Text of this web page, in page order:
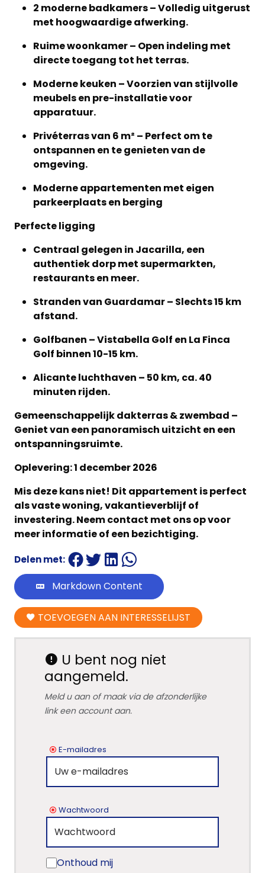
2 moderne badkamers – Volledig uitgerust
met hoogwaardige afwerking.
Ruime woonkamer – Open indeling met
directe toegang tot het terras.
Moderne keuken – Voorzien van stijlvolle
meubels en pre-installatie voor
apparatuur.
Privéterras van 6 m² – Perfect om te
ontspannen en te genieten van de
omgeving.
Moderne appartementen met eigen
parkeerplaats en berging
Perfecte ligging
Centraal gelegen in Jacarilla, een
authentiek dorp met supermarkten,
restaurants en meer.
Stranden van Guardamar – Slechts 15 km
afstand.
Golfbanen – Vistabella Golf en La Finca
Golf binnen 10-15 km.
Alicante luchthaven – 50 km, ca. 40
minuten rijden.
Gemeenschappelijk dakterras & zwembad –
Geniet van een panoramisch uitzicht en een
ontspanningsruimte.
Oplevering: 1 december 2026
Mis deze kans niet! Dit appartement is perfect
als vaste woning, vakantieverblijf of
investering. Neem contact met ons op voor
meer informatie of een bezichtiging.
Delen met:
Markdown Content
TOEVOEGEN AAN INTERESSELIJST
U bent nog niet
aangemeld.
Meld u aan of maak via de afzonderlijke
link een account aan.
E-mailadres
Wachtwoord
Onthoud mij